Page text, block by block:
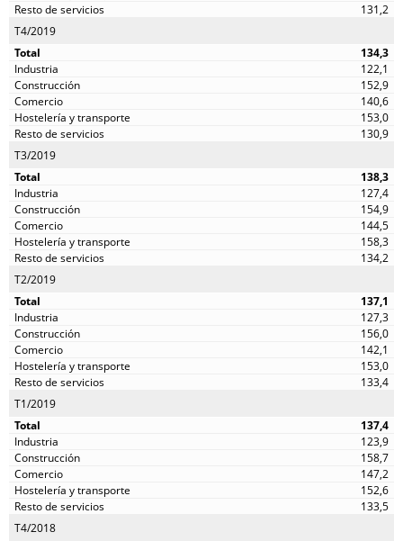
131,2
T4/2019
134,3
122,1
152,9
140,6
153,0
130,9
T3/2019
138,3
127,4
154,9
144,5
158,3
134,2
T2/2019
137,1
127,3
156,0
142,1
153,0
133,4
T1/2019
137,4
123,9
158,7
147,2
152,6
133,5
T4/2018